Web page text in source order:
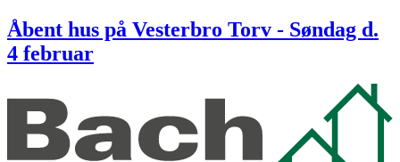
Videre
til
indhold
Åbent hus på Vesterbro Torv - Søndag d.
4 februar